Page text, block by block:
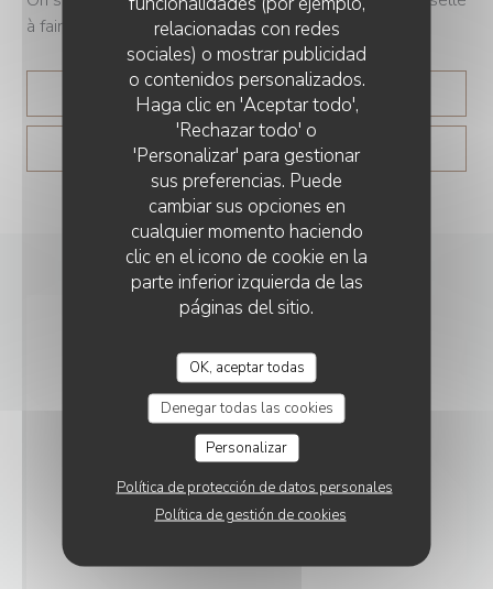
relacionadas con redes
sociales) o mostrar publicidad
o contenidos personalizados.
Haga clic en 'Aceptar todo',
'Rechazar todo' o
'Personalizar' para gestionar
sus preferencias. Puede
cambiar sus opciones en
cualquier momento haciendo
clic en el icono de cookie en la
parte inferior izquierda de las
páginas del sitio.
OK, aceptar todas
Denegar todas las cookies
Personalizar
Política de protección de datos personales
Política de gestión de cookies
à faire », lance le chef.
LEA EL ARTICULO
MIRA EL ARTICULO DE PRENSA